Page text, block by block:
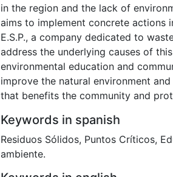
in the region and the lack of
aims to implement concrete actions
E.S.P., a company dedicated to
address the underlying causes of
environmental education and
improve the natural environment
that benefits the community and
Keywords in spanish
Residuos Sólidos, Puntos Críticos,
ambiente.